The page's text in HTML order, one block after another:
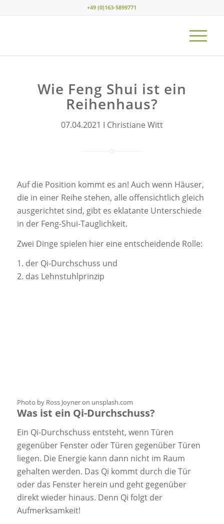
+49 (0)163-5899771
Wie Feng Shui ist ein
Reihenhaus?
07.04.2021 I Christiane Witt
Auf die Position kommt es an! Auch wenn Häuser,
die in einer Reihe stehen, alle offensichtlich gleich
ausgerichtet sind, gibt es eklatante Unterschiede
in der Feng-Shui-Tauglichkeit.
Zwei Dinge spielen hier eine entscheidende Rolle:
1. der Qi-Durchschuss und
2. das Lehnstuhlprinzip
Photo by Ross Joyner on unsplash.com
Was ist ein Qi-Durchschuss?
Ein Qi-Durchschuss entsteht, wenn Türen
gegenüber Fenster oder Türen gegenüber Türen
liegen. Die Energie kann dann nicht im Raum
gehalten werden. Das Qi kommt durch die Tür
oder das Fenster herein und geht gegenüber
direkt wieder hinaus. Denn Qi folgt der
Aufmerksamkeit!